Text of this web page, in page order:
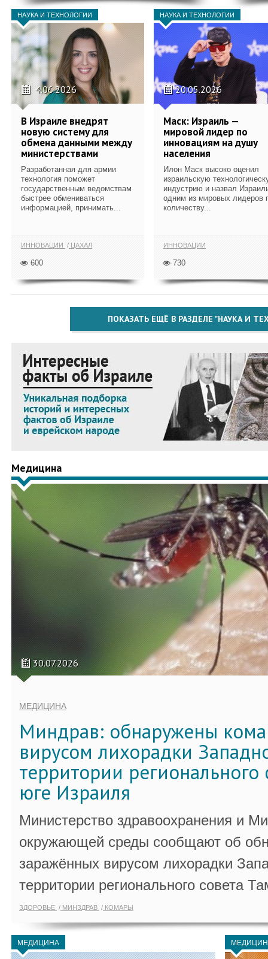
НАУКА И ТЕХНОЛОГИИ
4.06.2026
В Израиле внедрят
новую систему для
обмена данными между
министерствами
Разработанная для армии
технология поможет
государственным ведомствам
быстрее обмениваться
информацией, принимать...
ИННОВАЦИИ ЦАХАЛ
600
НАУКА И ТЕХНОЛОГИИ
20.05.2026
Маск: Израиль —
мировой лидер по
инновациям на душу
населения
Илон Маск высоко оценил
израильскую
индустрию и назвал
одним из мировых лидеров
количеству...
ИННОВАЦИИ
730
ПОКАЗАТЬ ЕЩЁ В РАЗДЕЛЕ "НАУКА И
Медицина
30.07.2026
МЕДИЦИНА
Миндрав: обнаружены
вирусом лихорадки
территории регионального
юге Израиля
Министерство здравоохранения и
окружающей среды сообщают об
заражённых вирусом лихорадки
территории регионального совета
ЗДОРОВЬЕ МИНЗДРАВ КОМАРЫ
МЕДИЦИНА